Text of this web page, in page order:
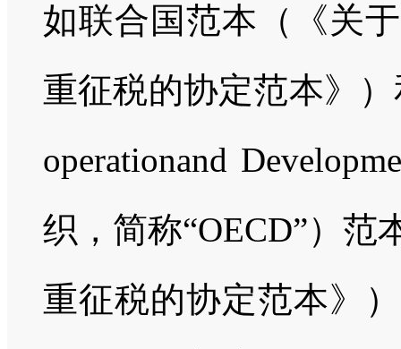
如联合国范本（《关
重征税的协定范本》）
operationand
织，简称“OECD”）
重征税的协定范本》